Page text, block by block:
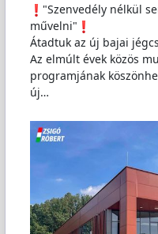
"Szenvedély nélkül
művelni"
Átadtuk az új bajai
Az elmúlt évek közös
programjának
új…